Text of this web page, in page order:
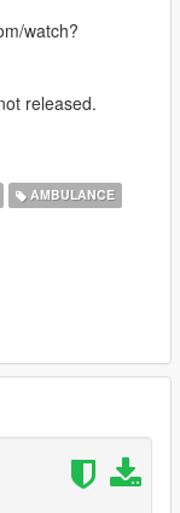
watch?
released.
AMBULANCE